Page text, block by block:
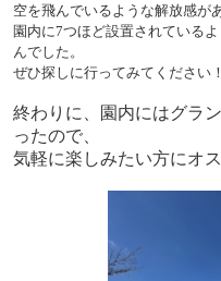
空を飛んでいるような解放感が
園内に7つほど設置されている
んでした。
ぜひ探しに行ってみてください！
終わりに、園内にはグラ
ったので、
気軽に楽しみたい方にオ